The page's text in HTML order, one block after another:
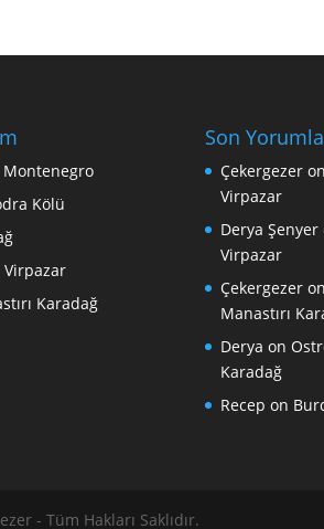
Montenegro
Kölü
Virpazar
Karadağ
Son
Çekergezeron
Virpazar
Derya Şenyer
Virpazar
Çekergezeron
Manastırı
Derya on
Karadağ
Recep on
- Tüm Hakları Saklıdır.